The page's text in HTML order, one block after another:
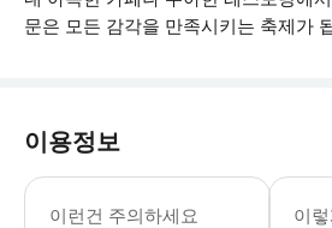
문은 모든 감각을 만족시키는 축제가
이용정보
이런건 주의하세요
사전 구
이